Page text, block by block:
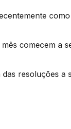
comecem a
resoluções